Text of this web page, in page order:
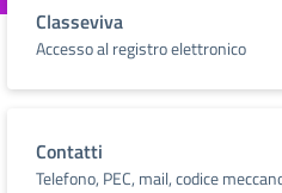
Classeviva
Accesso al registro elettronico
Contatti
Telefono, PEC, mail, codice